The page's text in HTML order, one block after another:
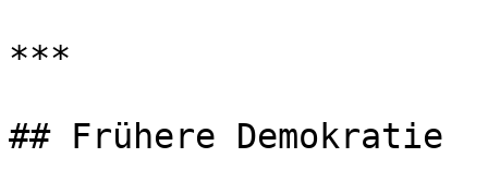
***
## Frühere Demokratie